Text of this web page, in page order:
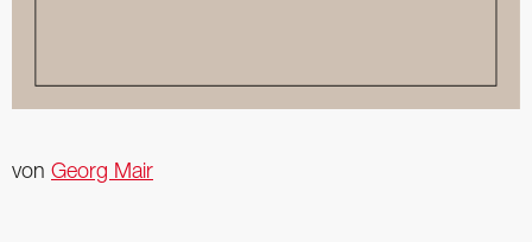
von Georg Mair